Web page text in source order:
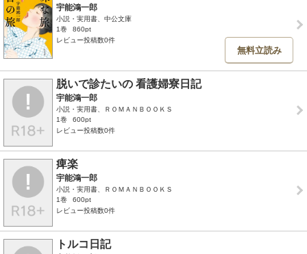
宇能鴻一郎
小説・実用書、中公文庫
1巻
860pt
レビュー投稿数0件
無料立読み
脱いで診たいの 看護婦寮日記
宇能鴻一郎
小説・実用書、ＲＯＭＡＮＢＯＯＫＳ
1巻
600pt
レビュー投稿数0件
痺楽
宇能鴻一郎
小説・実用書、ＲＯＭＡＮＢＯＯＫＳ
1巻
600pt
レビュー投稿数0件
トルコ日記